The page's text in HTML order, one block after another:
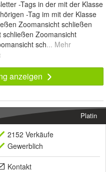
-Tags in der mit der Klasse
-Tag im mit der Klasse
Zoomansicht schließen
Zoomansicht
sch... Mehr
anzeigen
Platin
2152 Verkäufe
Gewerblich
Kontakt